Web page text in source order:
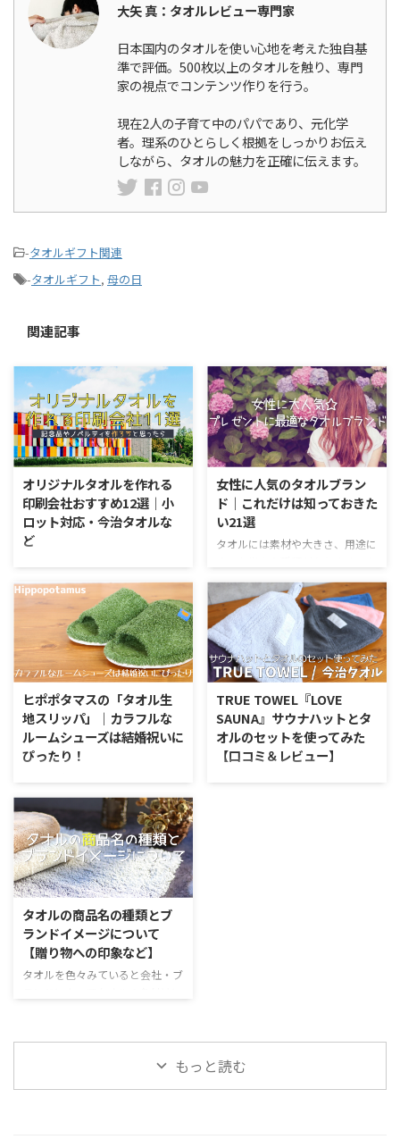
大矢 真：タオルレビュー専門家
日本国内のタオルを使い心地を考えた独自基
準で評価。500枚以上のタオルを触り、専門
家の視点でコンテンツ作りを行う。
現在2人の子育て中のパパであり、元化学
者。理系のひとらしく根拠をしっかりお伝え
しながら、タオルの魅力を正確に伝えます。
-タオルギフト関連
-タオルギフト, 母の日
関連記事
オリジナルタオルを作れる
印刷会社おすすめ12選｜小
ロット対応・今治タオルな
ど
ったとき、タオルは確実に邪魔に
ならない気のきいたアイテム。他
の会社さんへの挨拶などに使った
ときに印象が良いと人気がありま
す。 ただ、最近はオリジナルタ
オルを作れる業者さんが増えてい
て、なかなか判断が難しいですよ
ね。 また、いざ頼むというとき
になって、100枚単位でなければ
注文しなければいけないなど条件
が合わなかったりと悩みは多いと
タオルを作ることが出来るおすす
めの会社を紹介していきます。
小ロット対応でオリジナルタオル
が作れる会社12選 今回紹介 ...
女性に人気のタオルブラン
ド｜これだけは知っておきた
い21選
タオルには素材や大きさ、用途に
性用のアイテム選びは、実用性と
話題性など気にするポイントがた
くさん。 贈り物を考えると、ど
んなものを渡せばいいのかと悩ん
でしまいますよね。 今回は特に
女性にぴったりの人気タオルのブ
ランドを紹介していきます。 女
性に人気のタオルブランドにはど
んなものがあるの？ 女性向けの
タオルとして注目のブランドを今
回は21個紹介します。 ぜひプレ
ヒポポタマスの「タオル生
地スリッパ」｜カラフルな
ルームシューズは結婚祝いに
ぴったり！
か難しいですよね。 新婚さんに
送る結婚祝いや新築祝いなど、大
人になると選ぶ場面は多いものの
中々何を送っていいものか。 今
回はタオルに関連したおしゃれな
ギフト向けアイテムを見つけたの
で紹介します。是非、贈り物選び
の参考してください。 結婚祝い
にはペアで贈る「スリッパ」とい
う選択 日用品で意外と自分では
良いものを購入しないもの。それ
す。 この点において、お揃いのス
リッパというのはかなり良いポジ
TRUE TOWEL『LOVE
SAUNA』サウナハットとタ
オルのセットを使ってみた
【口コミ＆レビュー】
のセットには、このセットで ...
タオルの商品名の種類とブ
ランドイメージについて
【贈り物への印象など】
タオルを色々みていると会社・ブ
スしてみます。 名づけ方の特徴
と、プレゼントした時に気付く人もっと読む